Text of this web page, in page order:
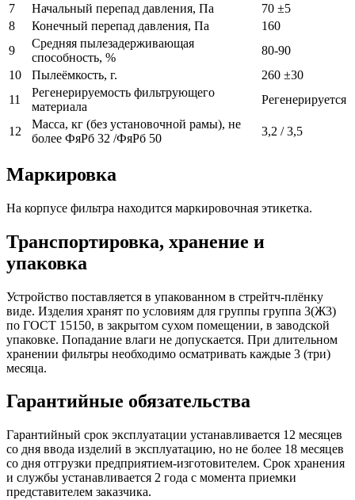
7
Начальный перепад давления, Па
70 ±5
8
Конечный перепад давления, Па
160
9
Средняя пылезадерживающая
способность, %
80-90
10
Пылеёмкость, г.
260 ±30
11
Регенерируемость фильтрующего
материала
Регенерируется
12
Масса, кг (без установочной рамы), не
более ФяРб 32 /ФяРб 50
3,2 / 3,5
Маркировка
На корпусе фильтра находится маркировочная этикетка.
Транспортировка, хранение и
упаковка
Устройство поставляется в упакованном в стрейтч-плёнку
виде. Изделия хранят по условиям для группы группа 3(Ж3)
по ГОСТ 15150, в закрытом сухом помещении, в заводской
упаковке. Попадание влаги не допускается. При длительном
хранении фильтры необходимо осматривать каждые 3 (три)
месяца.
Гарантийные обязательства
Гарантийный срок эксплуатации устанавливается 12 месяцев
со дня ввода изделий в эксплуатацию, но не более 18 месяцев
со дня отгрузки предприятием-изготовителем. Срок хранения
и службы устанавливается 2 года с момента приемки
представителем заказчика.